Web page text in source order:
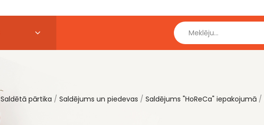
Saldētā pārtika Saldējums un piedevas Saldējums "HoReCa" iepakojumā